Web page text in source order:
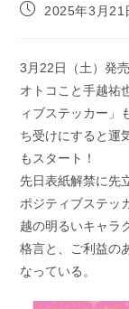
投
開
日:
2025年3月21
3月22日（土）発
オトコこと手越祐
ィブステッカー」
ち受けにすると運
もスタート！
先日表紙解禁に先
ポジティブステッ
越の明るいキャラ
格言と、ご利益の
なっている。